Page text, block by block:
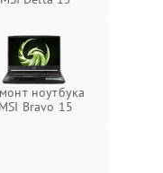
ноутбука
MSI Bravo 15